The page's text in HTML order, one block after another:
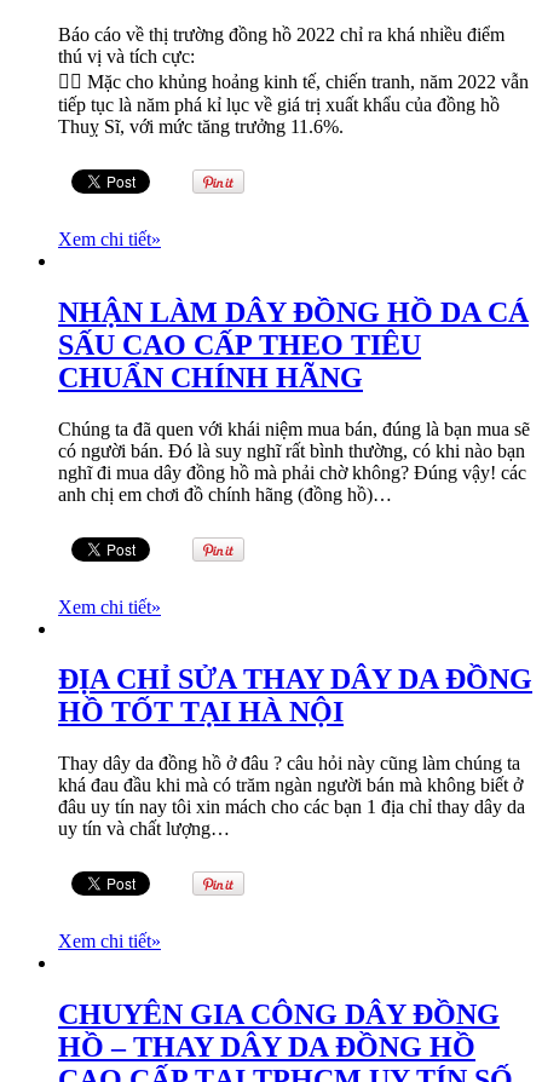
Báo cáo về thị trường đồng hồ 2022 chỉ ra khá nhiều điểm
thú vị và tích cực:
👉🏻 Mặc cho khủng hoảng kinh tế, chiến tranh, năm 2022 vẫn
tiếp tục là năm phá kỉ lục về giá trị xuất khẩu của đồng hồ
Thuỵ Sĩ, với mức tăng trưởng 11.6%.
Xem chi tiết»
NHẬN LÀM DÂY ĐỒNG HỒ DA CÁ
SẤU CAO CẤP THEO TIÊU
CHUẨN CHÍNH HÃNG
Chúng ta đã quen với khái niệm mua bán, đúng là bạn mua sẽ
có người bán. Đó là suy nghĩ rất bình thường, có khi nào bạn
nghĩ đi mua dây đồng hồ mà phải chờ không? Đúng vậy! các
anh chị em chơi đồ chính hãng (đồng hồ)…
Xem chi tiết»
ĐỊA CHỈ SỬA THAY DÂY DA ĐỒNG
HỒ TỐT TẠI HÀ NỘI
Thay dây da đồng hồ ở đâu ? câu hỏi này cũng làm chúng ta
khá đau đầu khi mà có trăm ngàn người bán mà không biết ở
đâu uy tín nay tôi xin mách cho các bạn 1 địa chỉ thay dây da
uy tín và chất lượng…
Xem chi tiết»
CHUYÊN GIA CÔNG DÂY ĐỒNG
HỒ – THAY DÂY DA ĐỒNG HỒ